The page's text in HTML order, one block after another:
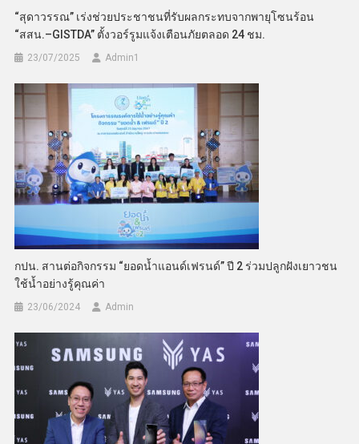
“สุดาวรรณ” เร่งช่วยประชาชนที่รับผลกระทบจากพายุโซนร้อน
“สสน.–GISTDA” ตั้งวอร์รูมแจ้งเตือนภัยตลอด 24 ชม.
23/07/2025 Admin​1
กปน. สานต่อกิจกรรม “ยอดน้ำแอนด์เฟรนด์” ปี 2 ร่วมปลูกฝังเยาวชน
ใช้น้ำอย่างรู้คุณค่า
23/06/2024 Admin